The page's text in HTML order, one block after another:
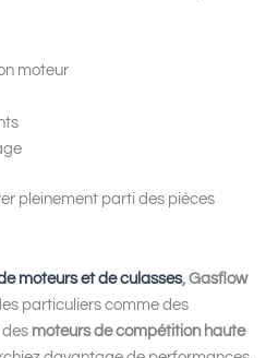
moteur
pleinement parti des pièces
moteurs et de culasses, Gasflow
particuliers comme des
des moteurs de compétition haute